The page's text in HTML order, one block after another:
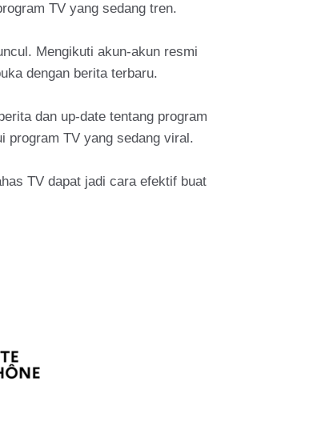
TV yang sedang tren.
Mengikuti akun-akun resmi
dengan berita terbaru.
dan up-date tentang program
program TV yang sedang viral.
TV dapat jadi cara efektif buat